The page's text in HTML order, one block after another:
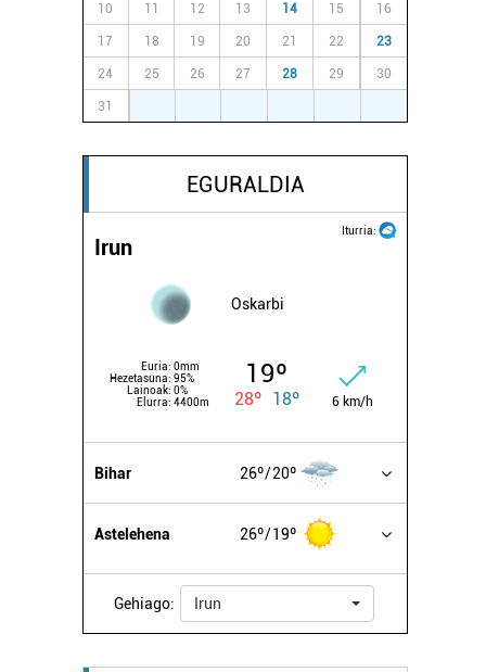
10 11 12 13 14 15 16
17 18 19 20 21 22 23
24 25 26 27 28 29 30
31
EGURALDIA
Iturria:
Irun
Oskarbi
Euria: 0mm
Hezetasuna: 95%
Lainoak: 0%
Elurra: 4400m
19º
28º 18º 6 km/h
Bihar 26º 20º
Astelehena 26º 19º
Gehiago: Irun